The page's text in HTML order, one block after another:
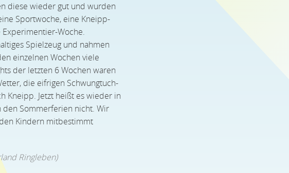
diese wieder gut und wurden
Sportwoche, eine Kneipp-
Experimentier-Woche.
Spielzeug und nahmen
einzelnen Wochen viele
der letzten 6 Wochen waren
die eifrigen Schwungtuch-
Kneipp. Jetzt heißt es wieder in
Sommerferien nicht. Wir
Kindern mitbestimmt
Ringleben)